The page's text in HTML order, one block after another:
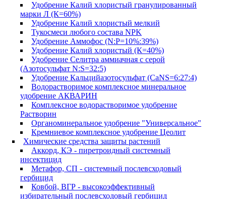
Удобрение Калий хлористый гранулированный
марки Л (К=60%)
Удобрение Калий хлористый мелкий
Тукосмеси любого состава NPK
Удобрение Аммофос (N:P=10%:39%)
Удобрение Калий хлористый (К=40%)
Удобрение Селитра аммиачная с серой
(Азотосульфат N:S=32:5)
Удобрение Кальцийазотосульфат (CaNS=6:27:4)
Водорастворимое комплексное минеральное
удобрение АКВАРИН
Комплексное водорастворимое удобрение
Растворин
Органоминеральное удобрение "Универсальное"
Кремниевое комплексное удобрение Цеолит
Химические средства защиты растений
Аккорд, КЭ - пиретроидный системный
инсектицид
Метафор, СП - системный послевсходовый
гербицид
Ковбой, ВГР - высокоэффективный
избирательный послевсходовый гербицид